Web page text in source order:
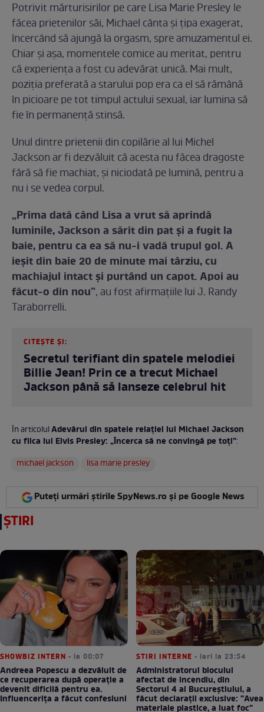
Potrivit mărturisirilor pe care Lisa Marie Presley le
făcea prietenilor săi, Michael cânta și țipa exagerat,
încercând să ajungă la orgasm, spre amuzamentul ei.
Chiar și așa, momentele comice au meritat, pentru
că experiența a fost cu adevărat unică. Mai mult,
poziția preferată a starului pop era ca el să rămână
în picioare pe tot timpul actului sexual, iar lumina să
fie în permanență stinsă.
Unul dintre prietenii din copilărie al lui Michel
Jackson ar fi dezvăluit că acesta nu făcea dragoste
fără să fie machiat, și niciodată pe lumină, pentru a
nu i se vedea corpul.
„Prima dată când Lisa a vrut să aprindă
luminile, Jackson a sărit din pat şi a fugit la
baie, pentru ca ea să nu-i vadă trupul gol. A
ieşit din baie 20 de minute mai târziu, cu
machiajul intact şi purtând un capot. Apoi au
făcut-o din nou”, au fost afirmațiile lui J. Randy
Taraborrelli.
CITEȘTE ȘI:
Secretul terifiant din spatele melodiei
Billie Jean! Prin ce a trecut Michael
Jackson până să lanseze celebrul hit
În articolulAdevărul din spatele relației lui Michael Jackson
cu fiica lui Elvis Presley: „Încerca să ne convingă pe toți”:
michael jackson
lisa marie presley
Puteți urmări știrile SpyNews.ro și pe Google News
ȘTIRI
SHOWBIZ INTERN • la 00:07
Andreea Popescu a dezvăluit de
ce recuperarea după operație a
devenit dificilă pentru ea.
Influencerița a făcut confesiuni
STIRI INTERNE • ieri la 23:54
Administratorul blocului
afectat de incendiu, din
Sectorul 4 al Bucureștiului, a
făcut declarații exclusive: ”Avea
materiale plastice, a luat foc”